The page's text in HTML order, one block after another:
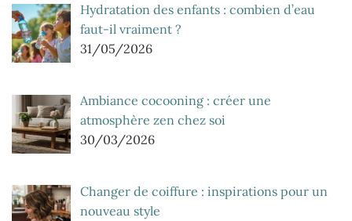
Hydratation des enfants : combien d’eau
faut-il vraiment ?
31/05/2026
Ambiance cocooning : créer une
atmosphère zen chez soi
30/03/2026
Changer de coiffure : inspirations pour un
nouveau style